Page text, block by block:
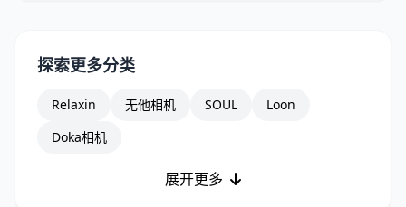
探索更多分类
Relaxin 无他相机 SOUL
Loon
Doka相机
展开更多